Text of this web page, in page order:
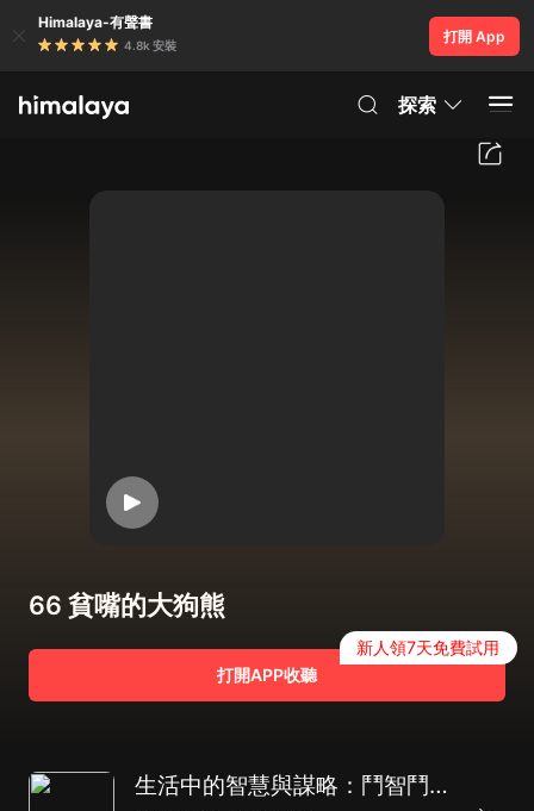
Himalaya-有聲書
4.8k 安裝
打開 App
探索
66 貧嘴的大狗熊
打開APP收聽
新人領7天免費試用
生活中的智慧與謀略：鬥智鬥勇的厚黑術｜洞察世俗與人性